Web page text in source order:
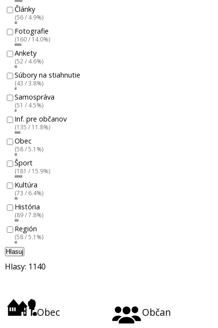
Články
(56 / 4.9%)
Fotografie
(160 / 14.0%)
Ankety
(52 / 4.6%)
Súbory na stiahnutie
(43 / 3.8%)
Samospráva
(51 / 4.5%)
Inf. pre občanov
(135 / 11.8%)
Obec
(58 / 5.1%)
Šport
(181 / 15.9%)
Kultúra
(73 / 6.4%)
História
(89 / 7.8%)
Región
(58 / 5.1%)
Hlasuj
Hlasy: 1140
Obec Občan